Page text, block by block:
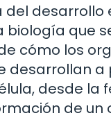
del desarrollo
biología que
cómo los
desarrollan a
desde la
de un